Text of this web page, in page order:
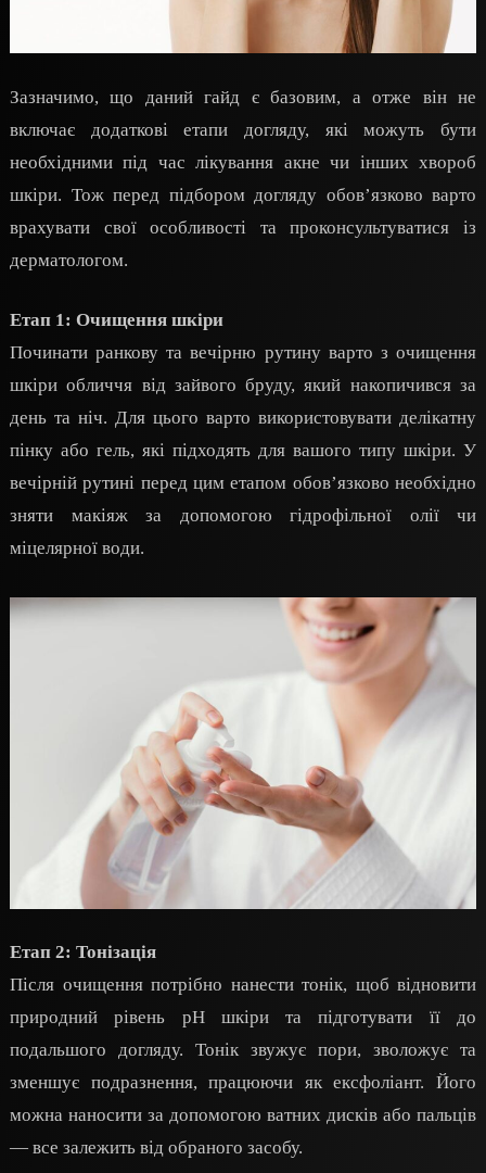
Зазначимо, що даний гайд є базовим, а отже він не
включає додаткові етапи догляду, які можуть бути
необхідними під час лікування акне чи інших хвороб
шкіри. Тож перед підбором догляду обов’язково варто
врахувати свої особливості та проконсультуватися із
дерматологом.
Етап 1: Очищення шкіри
Починати ранкову та вечірню рутину варто з очищення
шкіри обличчя від зайвого бруду, який накопичився за
день та ніч. Для цього варто використовувати делікатну
пінку або гель, які підходять для вашого типу шкіри. У
вечірній рутині перед цим етапом обов’язково необхідно
зняти макіяж за допомогою гідрофільної олії чи
міцелярної води.
Етап 2: Тонізація
Після очищення потрібно нанести тонік, щоб відновити
природний рівень pH шкіри та підготувати її до
подальшого догляду. Тонік звужує пори, зволожує та
зменшує подразнення, працюючи як ексфоліант. Його
можна наносити за допомогою ватних дисків або пальців
— все залежить від обраного засобу.